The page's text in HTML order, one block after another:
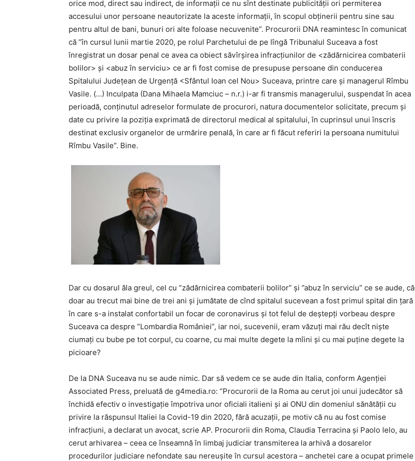
orice mod, direct sau indirect, de informații ce nu sînt destinate publicității ori permiterea
accesului unor persoane neautorizate la aceste informații, în scopul obținerii pentru sine sau
pentru altul de bani, bunuri ori alte foloase necuvenite”. Procurorii DNA reamintesc în comunicat
că ”în cursul lunii martie 2020, pe rolul Parchetului de pe lîngă Tribunalul Suceava a fost
înregistrat un dosar penal ce avea ca obiect săvîrșirea infracțiunilor de <zădărnicirea combaterii
bolilor> și <abuz în serviciu> ce ar fi fost comise de presupuse persoane din conducerea
Spitalului Județean de Urgență <Sfântul Ioan cel Nou> Suceava, printre care și managerul Rîmbu
Vasile. (…) Inculpata (Dana Mihaela Mamciuc – n.r.) i-ar fi transmis managerului, suspendat în acea
perioadă, conținutul adreselor formulate de procurori, natura documentelor solicitate, precum și
date cu privire la poziția exprimată de directorul medical al spitalului, în cuprinsul unui înscris
destinat exclusiv organelor de urmărire penală, în care ar fi făcut referiri la persoana numitului
Rîmbu Vasile”. Bine.
Dar cu dosarul ăla greul, cel cu ”zădărnicirea combaterii bolilor” și ”abuz în serviciu” ce se aude, că
doar au trecut mai bine de trei ani și jumătate de cînd spitalul sucevean a fost primul spital din țară
în care s-a instalat confortabil un focar de coronavirus și tot felul de deștepți vorbeau despre
Suceava ca despre ”Lombardia României”, iar noi, sucevenii, eram văzuți mai rău decît niște
ciumați cu bube pe tot corpul, cu coarne, cu mai multe degete la mîini și cu mai puține degete la
picioare?
De la DNA Suceava nu se aude nimic. Dar să vedem ce se aude din Italia, conform Agenției
Associated Press, preluată de g4media.ro: ”Procurorii de la Roma au cerut joi unui judecător să
închidă efectiv o investigație împotriva unor oficiali italieni și ai ONU din domeniul sănătății cu
privire la răspunsul Italiei la Covid-19 din 2020, fără acuzații, pe motiv că nu au fost comise
infracțiuni, a declarat un avocat, scrie AP. Procurorii din Roma, Claudia Terracina și Paolo Ielo, au
cerut arhivarea – ceea ce înseamnă în limbaj judiciar transmiterea la arhivă a dosarelor
procedurilor judiciare nefondate sau nereușite în cursul acestora – anchetei care a ocupat primele